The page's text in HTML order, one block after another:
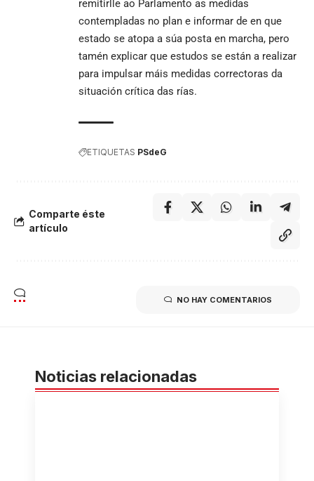
remitirlle ao Parlamento as medidas
contempladas no plan e informar de en que
estado se atopa a súa posta en marcha, pero
tamén explicar que estudos se están a realizar
para impulsar máis medidas correctoras da
situación crítica das rías.
ETIQUETAS PSdeG
Comparte éste
artículo
NO HAY COMENTARIOS
Noticias relacionadas